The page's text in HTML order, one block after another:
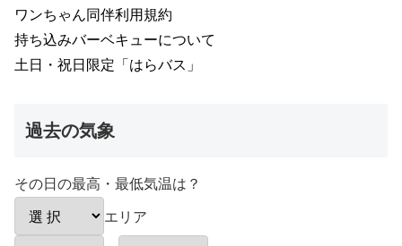
ワンちゃん同伴利用規約
持ち込みバーベキューについて
土日・祝日限定「はらバス」
過去の気象
その日の最高・最低気温は？
エリア